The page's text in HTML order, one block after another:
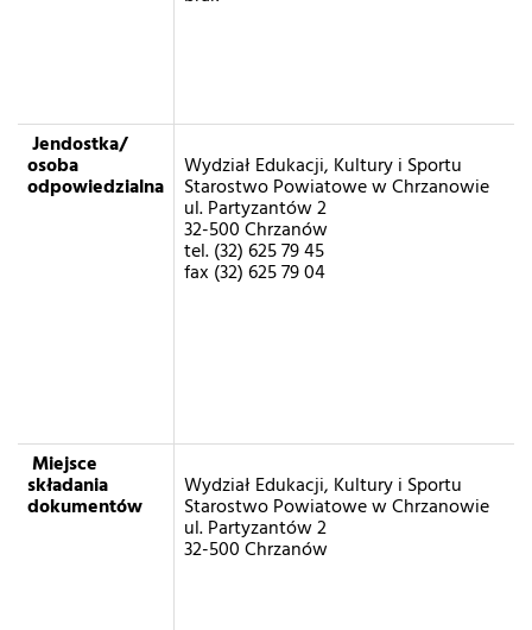
Jendostka/
osoba
odpowiedzialna
Wydział Edukacji, Kultury i Sportu
Starostwo Powiatowe w Chrzanowie
ul. Partyzantów 2
32-500 Chrzanów
tel. (32) 625 79 45
fax (32) 625 79 04
Miejsce
składania
dokumentów
Wydział Edukacji, Kultury i Sportu
Starostwo Powiatowe w Chrzanowie
ul. Partyzantów 2
32-500 Chrzanów